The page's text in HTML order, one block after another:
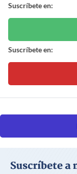
Suscríbete en:
Suscríbete en: